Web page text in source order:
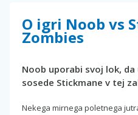
O igri Noob vs
Zombies
Noob uporabi svoj lok, da
sosede Stickmane v tej
Nekega mirnega poletnega